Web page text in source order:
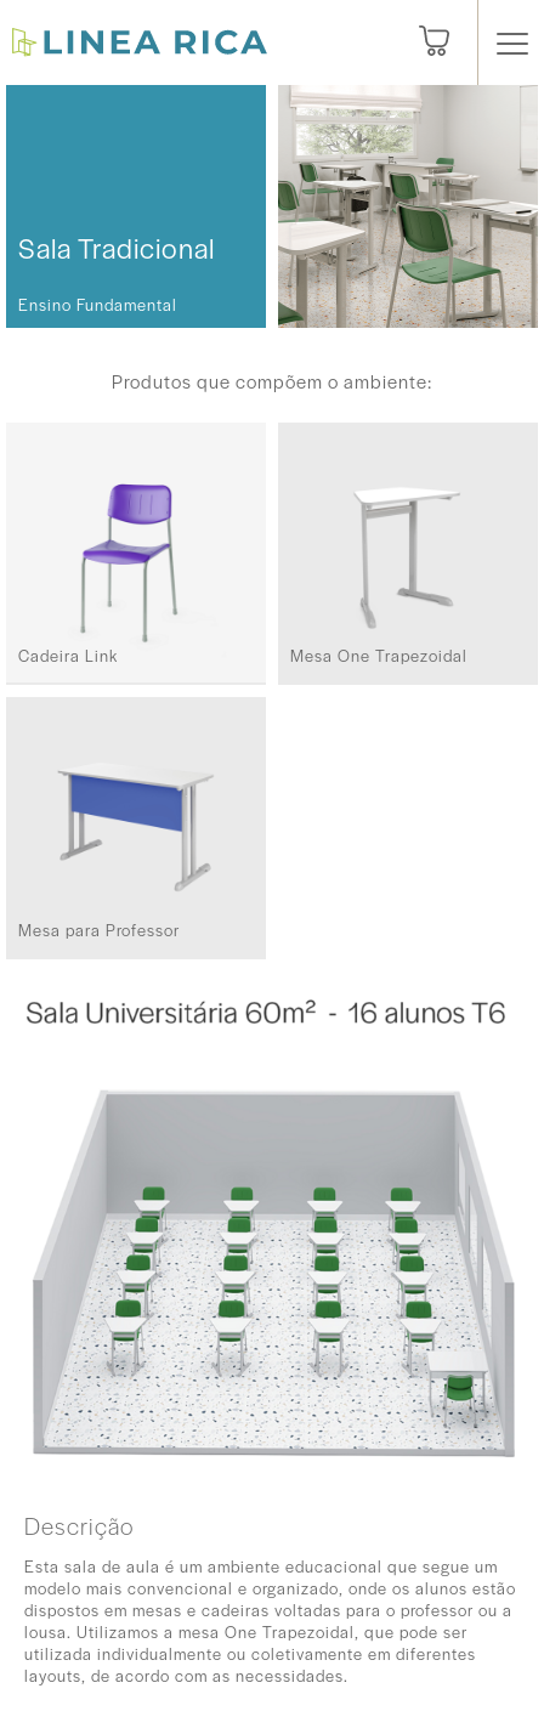
Sala Tradicional
Ensino Fundamental
Produtos que compõem o ambiente:
Cadeira Link Mesa One Trapezoidal
Mesa para Professor
Descrição
Esta sala de aula é um ambiente educacional que segue um
modelo mais convencional e organizado, onde os alunos estão
dispostos em mesas e cadeiras voltadas para o professor ou a
lousa. Utilizamos a mesa One Trapezoidal, que pode ser
utilizada individualmente ou coletivamente em diferentes
layouts, de acordo com as necessidades.